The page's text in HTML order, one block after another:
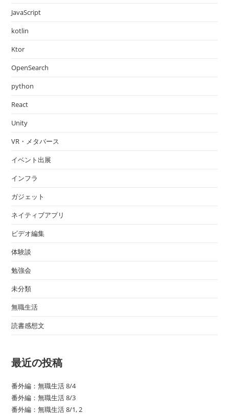
JavaScript
kotlin
Ktor
OpenSearch
python
React
Unity
VR・メタバース
イベント出展
インフラ
ガジェット
ネイティブアプリ
ビデオ編集
体験談
勉強会
未分類
無職生活
読書感想文
最近の投稿
番外編：無職生活 8/4
番外編：無職生活 8/3
番外編：無職生活 8/1, 2